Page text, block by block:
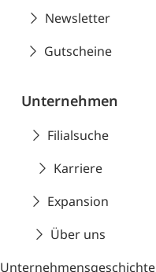
Newsletter
Gutscheine
Unternehmen
Filialsuche
Karriere
Expansion
Über uns
Unternehmensgeschichte